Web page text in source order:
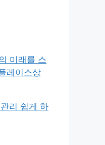
미래를 스
레이스상
리 쉽게 하